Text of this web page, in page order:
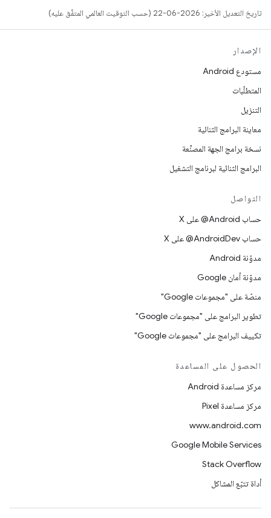
تاريخ التعديل الأخير: 2026-06-22 (حسب التوقيت العالمي المتفَّق عليه)
الإصدار
مستودع Android
المتطلّبات
التنزيل
معاينة البرامج الثنائية
نسخة برامج الجهة المصنِّعة
البرامج الثنائية لبرنامج التشغيل
التواصل
حساب ‎@Android على X
حساب ‎@AndroidDev على X
مدوّنة Android
مدوّنة أمان Google
منصّة على "مجموعات Google"
تطوير البرامج على "مجموعات Google"
تكييف البرامج على "مجموعات Google"
الحصول على المساعدة
مركز مساعدة Android
مركز مساعدة Pixel
www.android.com
Google Mobile Services
Stack Overflow
أداة تتبّع المشاكل